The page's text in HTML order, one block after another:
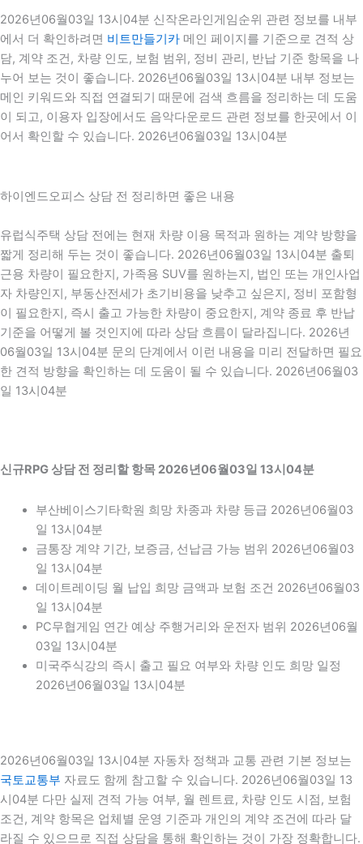
2026년06월03일 13시04분 신작온라인게임순위 관련 정보를 내부
에서 더 확인하려면 비트만들기카 메인 페이지를 기준으로 견적 상
담, 계약 조건, 차량 인도, 보험 범위, 정비 관리, 반납 기준 항목을 나
누어 보는 것이 좋습니다. 2026년06월03일 13시04분 내부 정보는
메인 키워드와 직접 연결되기 때문에 검색 흐름을 정리하는 데 도움
이 되고, 이용자 입장에서도 음악다운로드 관련 정보를 한곳에서 이
어서 확인할 수 있습니다. 2026년06월03일 13시04분
하이엔드오피스 상담 전 정리하면 좋은 내용
유럽식주택 상담 전에는 현재 차량 이용 목적과 원하는 계약 방향을
짧게 정리해 두는 것이 좋습니다. 2026년06월03일 13시04분 출퇴
근용 차량이 필요한지, 가족용 SUV를 원하는지, 법인 또는 개인사업
자 차량인지, 부동산전세가 초기비용을 낮추고 싶은지, 정비 포함형
이 필요한지, 즉시 출고 가능한 차량이 중요한지, 계약 종료 후 반납
기준을 어떻게 볼 것인지에 따라 상담 흐름이 달라집니다. 2026년
06월03일 13시04분 문의 단계에서 이런 내용을 미리 전달하면 필요
한 견적 방향을 확인하는 데 도움이 될 수 있습니다. 2026년06월03
일 13시04분
신규RPG 상담 전 정리할 항목 2026년06월03일 13시04분
부산베이스기타학원 희망 차종과 차량 등급 2026년06월03
일 13시04분
금통장 계약 기간, 보증금, 선납금 가능 범위 2026년06월03
일 13시04분
데이트레이딩 월 납입 희망 금액과 보험 조건 2026년06월03
일 13시04분
PC무협게임 연간 예상 주행거리와 운전자 범위 2026년06월
03일 13시04분
미국주식강의 즉시 출고 필요 여부와 차량 인도 희망 일정
2026년06월03일 13시04분
2026년06월03일 13시04분 자동차 정책과 교통 관련 기본 정보는
국토교통부 자료도 함께 참고할 수 있습니다. 2026년06월03일 13
시04분 다만 실제 견적 가능 여부, 월 렌트료, 차량 인도 시점, 보험
조건, 계약 항목은 업체별 운영 기준과 개인의 계약 조건에 따라 달
라질 수 있으므로 직접 상담을 통해 확인하는 것이 가장 정확합니다.